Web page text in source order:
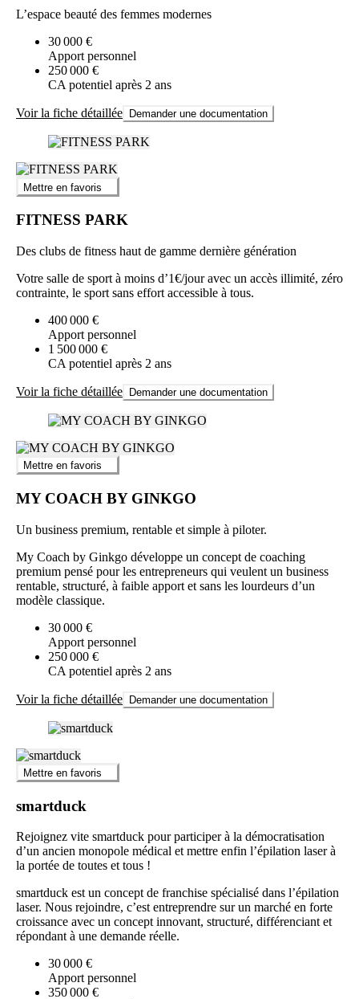
L’espace beauté des femmes modernes
30 000 €
Apport personnel
250 000 €
CA potentiel après 2 ans
Voir la fiche détaillée Demander une documentation
Mettre en favoris
FITNESS PARK
Des clubs de fitness haut de gamme dernière génération
Votre salle de sport à moins d’1€/jour avec un accès illimité, zéro
contrainte, le sport sans effort accessible à tous.
400 000 €
Apport personnel
1 500 000 €
CA potentiel après 2 ans
Voir la fiche détaillée Demander une documentation
Mettre en favoris
MY COACH BY GINKGO
Un business premium, rentable et simple à piloter.
My Coach by Ginkgo développe un concept de coaching
premium pensé pour les entrepreneurs qui veulent un business
rentable, structuré, à faible apport et sans les lourdeurs d’un
modèle classique.
30 000 €
Apport personnel
250 000 €
CA potentiel après 2 ans
Voir la fiche détaillée Demander une documentation
Mettre en favoris
smartduck
Rejoignez vite smartduck pour participer à la démocratisation
d’un ancien monopole médical et mettre enfin l’épilation laser à
la portée de toutes et tous !
smartduck est un concept de franchise spécialisé dans l’épilation
laser. Nous rejoindre, c’est entreprendre sur un marché en forte
croissance avec un concept innovant, structuré, différenciant et
répondant à une demande réelle.
30 000 €
Apport personnel
350 000 €